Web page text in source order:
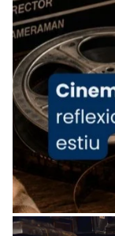
Foto
View on Facebook ·
1 week ago
«Avui les
ajuden a
Mons. Sergi
presidit
Santes de